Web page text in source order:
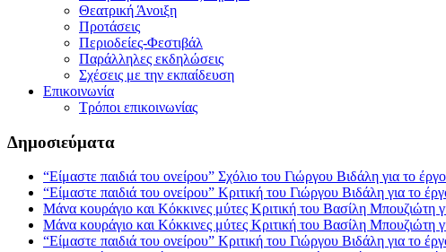
Θεατρική Άνοιξη
Προτάσεις
Περιοδείες-Φεστιβάλ
Παράλληλες εκδηλώσεις
Σχέσεις με την εκπαίδευση
Επικοινωνία
Τρόποι επικοινωνίας
Δημοσιεύματα
“Είμαστε παιδιά του ονείρου” Σχόλιο του Γιώργου Βιδάλη για το
“Είμαστε παιδιά του ονείρου” Κριτική του Γιώργου Βιδάλη για το
Μάνα κουράγιο και Κόκκινες μύτες Κριτική του Βασίλη Μπουζιώτη
Μάνα κουράγιο και Κόκκινες μύτες Κριτική του Βασίλη Μπουζιώτη
“Είμαστε παιδιά του ονείρου” Κριτική του Γιώργου Βιδάλη για το